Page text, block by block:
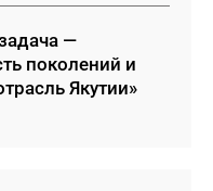
—
поколений и
Якутии»